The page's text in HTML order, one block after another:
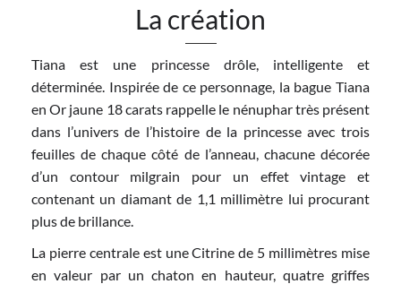
La création
Tiana est une princesse drôle, intelligente et
déterminée. Inspirée de ce personnage, la bague Tiana
en Or jaune 18 carats rappelle le nénuphar très présent
dans l’univers de l’histoire de la princesse avec trois
feuilles de chaque côté de l’anneau, chacune décorée
d’un contour milgrain pour un effet vintage et
contenant un diamant de 1,1 millimètre lui procurant
plus de brillance.
La pierre centrale est une Citrine de 5 millimètres mise
en valeur par un chaton en hauteur, quatre griffes